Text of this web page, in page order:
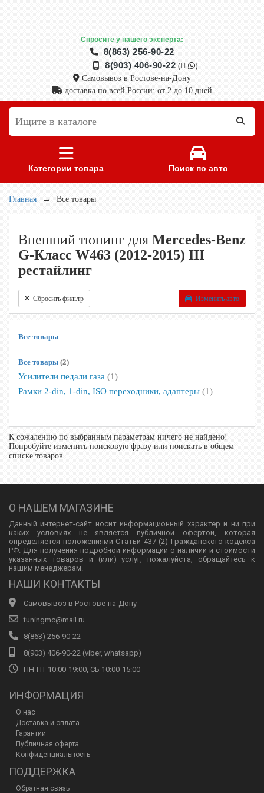
Спросите у нашего эксперта:
8(863) 256-90-22
8(903) 406-90-22 (
)
Самовывоз в Ростове-на-Дону
доставка по всей России: от 2 до 10 дней
Категории товара Поиск по авто
Главная → Все товары
Внешний тюнинг для Mercedes-Benz
G-Класс W463 (2012-2015) III
рестайлинг
Сбросить фильтр Изменить авто
Все товары
Все товары (2)
Усилители педали газа (1)
Рамки 2-din, 1-din, ISO переходники, адаптеры (1)
К сожалению по выбранным параметрам ничего не найдено!
Попробуйте изменить поисковую фразу или поискать в общем
списке товаров.
О НАШЕМ МАГАЗИНЕ
Данный интернет-сайт носит информационный характер и ни при
каких условиях не является публичной офертой, которая
определяется положениями Статьи 437 (2) Гражданского кодекса
РФ. Для получения подробной информации о наличии и стоимости
указанных товаров и (или) услуг, пожалуйста, обращайтесь к
нашим менеджерам.
НАШИ КОНТАКТЫ
Самовывоз в Ростове-на-Дону
tuningmc@mail.ru
8(863) 256-90-22
8(903) 406-90-22 (viber, whatsapp)
ПН-ПТ 10:00-19:00, СБ 10:00-15:00
ИНФОРМАЦИЯ
О нас
Доставка и оплата
Гарантии
Публичная оферта
Конфиденциальность
ПОДДЕРЖКА
Обратная связь